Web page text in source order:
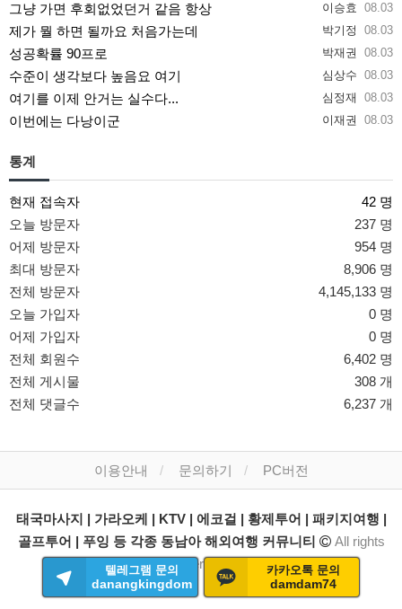
이승효 08.03
그냥 가면 후회없었던거 같음 항상
박기정 08.03
제가 뭘 하면 될까요 처음가는데
박재권 08.03
성공확률 90프로
심상수 08.03
수준이 생각보다 높음요 여기
심정재 08.03
여기를 이제 안거는 실수다...
이재권 08.03
이번에는 다낭이군
통계
현재 접속자
42 명
오늘 방문자
237 명
어제 방문자
954 명
최대 방문자
8,906 명
전체 방문자
4,145,133 명
오늘 가입자
0 명
어제 가입자
0 명
전체 회원수
6,402 명
전체 게시물
308 개
전체 댓글수
6,237 개
텔레그램 문의
danangkingdom
카카오톡 문의
damdam74
이용안내 문의하기 PC버전
태국마사지 | 가라오케 | KTV | 에코걸 | 황제투어 | 패키지여행 |
골프투어 | 푸잉 등 각종 동남아 해외여행 커뮤니티
All rights
reserved.